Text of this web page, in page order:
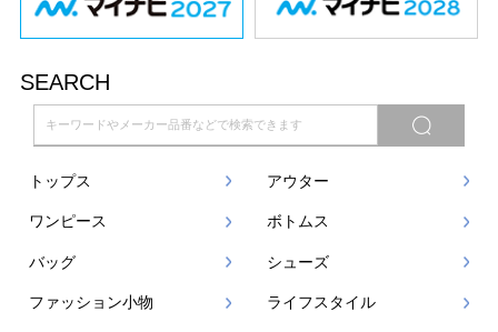
SEARCH
トップス アウター
ワンピース ボトムス
バッグ シューズ
ファッション小物 ライフスタイル